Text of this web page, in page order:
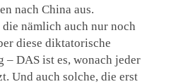
nach China aus.
nämlich auch nur noch
diese diktatorische
– DAS ist es, wonach jeder
Und auch solche, die erst